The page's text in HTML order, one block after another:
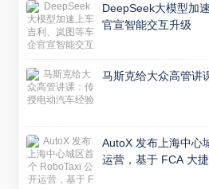
DeepSeek大模型加
官宣智能交互升级
马斯克给大众高管讲
AutoX 发布上海中心
运营，基于 FCA 大